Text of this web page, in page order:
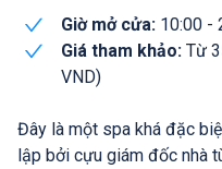
Giờ mở cửa: 10:00 -
Giá tham khảo: Từ
VND)
Đây là một spa khá đặc
lập bởi cựu giám đốc nhà